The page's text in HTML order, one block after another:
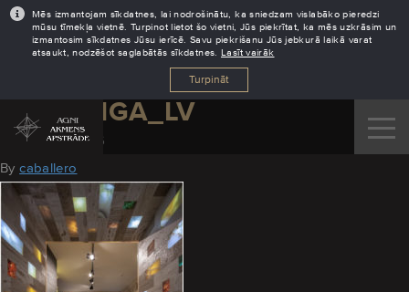
Mēs izmantojam sīkdatnes, lai nodrošinātu, ka sniedzam vislabāko pieredzi
mūsu tīmekļa vietnē. Turpinot lietot šo vietni, Jūs piekrītat, ka mēs uzkrāsim un
izmantosim sīkdatnes Jūsu ierīcē. Savu piekrišanu Jūs jebkurā laikā varat
atsaukt, nodzēšot saglabātās sīkdatnes. Lasīt vairāk
Turpināt
AGNI_RIGA_LV
October 31, 2016
Bycaballero